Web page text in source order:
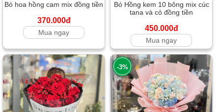
Bó hoa hồng cam mix đồng tiền
370.000đ
Mua ngay
Bó Hồng kem 10 bông mix cúc
tana và cỏ đồng tiền
450.000đ
Mua ngay
-3%